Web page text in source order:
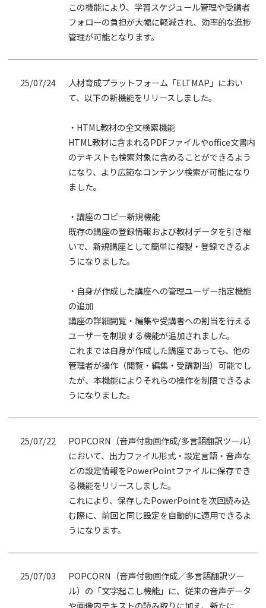
この機能により、学習スケジュール管理や受講者
フォローの負担が大幅に軽減され、効率的な進捗
管理が可能となります。
25/07/24
人材育成プラットフォーム「ELTMAP」におい
て、以下の新機能をリリースしました。
・HTML教材の全文検索機能
HTML教材に含まれるPDFファイルやoffice文書内
のテキストも検索対象に含めることができるよう
になり、より広範なコンテンツ検索が可能になり
ました。
・講座のコピー新規機能
既存の講座の登録情報および教材データを引き継
いで、新規講座として簡単に複製・登録できるよ
うになりました。
・自身が作成した講座への管理ユーザー指定機能
の追加
講座の詳細閲覧・編集や受講者への割当を行える
ユーザーを制限する機能が追加されました。
これまでは自身が作成した講座であっても、他の
管理者が操作（閲覧・編集・受講割当）可能でし
たが、本機能によりそれらの操作を制限できるよ
うになりました。
25/07/22
POPCORN（音声付動画作成/多言語翻訳ツール）
において、出力ファイル形式・設定言語・音声な
どの設定情報をPowerPointファイルに保存でき
る機能をリリースしました。
これにより、保存したPowerPointを次回読み込
む際に、前回と同じ設定を自動的に適用できるよ
うになります。
25/07/03
POPCORN（音声付動画作成／多言語翻訳ツー
ル）の「文字起こし機能」に、従来の音声データ
や画像内テキストの読み取りに加え、新たに